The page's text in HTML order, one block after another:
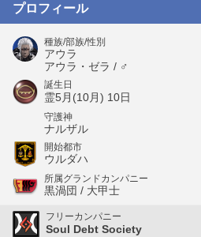
プロフィール
種族/部族/性別
アウラ
アウラ・ゼラ / ♂
誕生日
霊5月(10月) 10日
守護神
ナルザル
開始都市
ウルダハ
所属グランドカンパニー
黒渦団 / 大甲士
フリーカンパニー
Soul Debt Society